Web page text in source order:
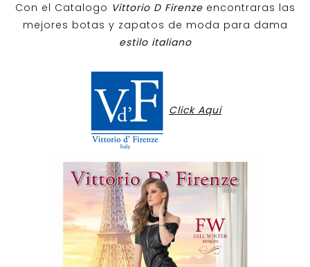
Con el Catalogo Vittorio D Firenzeencontraras las
mejores botas y zapatos de moda para dama
estilo italiano
Click Aqui